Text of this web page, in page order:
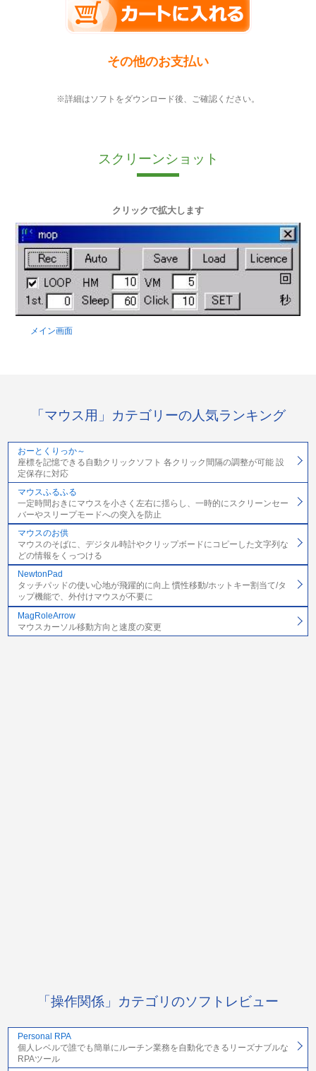
その他のお支払い
※詳細はソフトをダウンロード後、ご確認ください。
スクリーンショット
クリックで拡大します
メイン画面
「マウス用」カテゴリーの人気ランキング
おーとくりっか～
座標を記憶できる自動クリックソフト 各クリック間隔の調整が可能 設
定保存に対応
マウスふるふる
一定時間おきにマウスを小さく左右に揺らし、一時的にスクリーンセー
バーやスリープモードへの突入を防止
マウスのお供
マウスのそばに、デジタル時計やクリップボードにコピーした文字列な
どの情報をくっつける
NewtonPad
タッチパッドの使い心地が飛躍的に向上 慣性移動/ホットキー割当て/タ
ップ機能で、外付けマウスが不要に
MagRoleArrow
マウスカーソル移動方向と速度の変更
「操作関係」カテゴリのソフトレビュー
Personal RPA
個人レベルで誰でも簡単にルーチン業務を自動化できるリーズナブルな
RPAツール